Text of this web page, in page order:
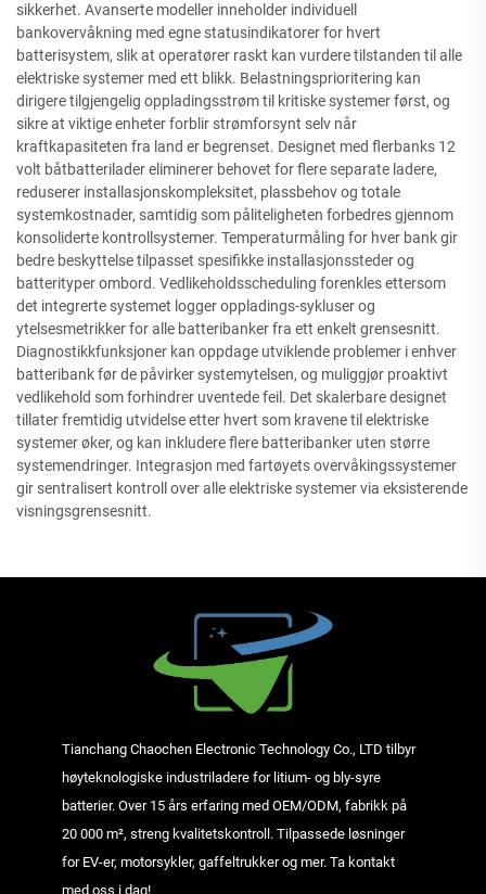
sikkerhet. Avanserte modeller inneholder individuell
bankovervåkning med egne statusindikatorer for hvert
batterisystem, slik at operatører raskt kan vurdere tilstanden til alle
elektriske systemer med ett blikk. Belastningsprioritering kan
dirigere tilgjengelig oppladingsstrøm til kritiske systemer først, og
sikre at viktige enheter forblir strømforsynt selv når
kraftkapasiteten fra land er begrenset. Designet med flerbanks 12
volt båtbatterilader eliminerer behovet for flere separate ladere,
reduserer installasjonskompleksitet, plassbehov og totale
systemkostnader, samtidig som påliteligheten forbedres gjennom
konsoliderte kontrollsystemer. Temperaturmåling for hver bank gir
bedre beskyttelse tilpasset spesifikke installasjonssteder og
batterityper ombord. Vedlikeholdsscheduling forenkles ettersom
det integrerte systemet logger oppladings-sykluser og
ytelsesmetrikker for alle batteribanker fra ett enkelt grensesnitt.
Diagnostikkfunksjoner kan oppdage utviklende problemer i enhver
batteribank før de påvirker systemytelsen, og muliggjør proaktivt
vedlikehold som forhindrer uventede feil. Det skalerbare designet
tillater fremtidig utvidelse etter hvert som kravene til elektriske
systemer øker, og kan inkludere flere batteribanker uten større
systemendringer. Integrasjon med fartøyets overvåkingssystemer
gir sentralisert kontroll over alle elektriske systemer via eksisterende
visningsgrensesnitt.
Tianchang Chaochen Electronic Technology Co., LTD tilbyr
høyteknologiske industriladere for litium- og bly-syre
batterier. Over 15 års erfaring med OEM/ODM, fabrikk på
20 000 m², streng kvalitetskontroll. Tilpassede løsninger
for EV-er, motorsykler, gaffeltrukker og mer. Ta kontakt
med oss i dag!